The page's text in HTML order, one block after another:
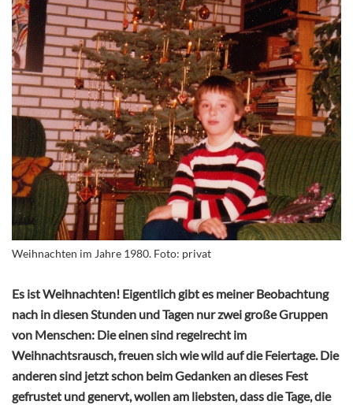
Weihnachten im Jahre 1980. Foto: privat
Es ist Weihnachten! Eigentlich gibt es meiner Beobachtung
nach in diesen Stunden und Tagen nur zwei große Gruppen
von Menschen: Die einen sind regelrecht im
Weihnachtsrausch, freuen sich wie wild auf die Feiertage. Die
anderen sind jetzt schon beim Gedanken an dieses Fest
gefrustet und genervt, wollen am liebsten, dass die Tage, die